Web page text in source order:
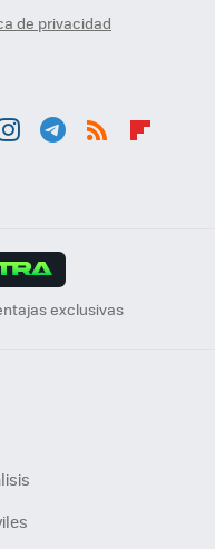
de privacidad
exclusivas